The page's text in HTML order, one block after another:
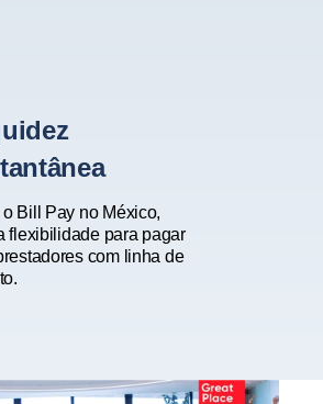
Bill Pay no México,
flexibilidade para pagar
com linha de